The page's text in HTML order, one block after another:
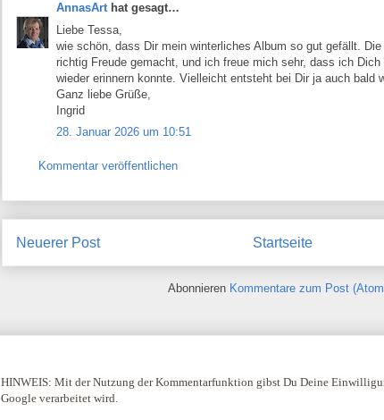
AnnasArthat gesagt…
Liebe Tessa,
wie schön, dass Dir mein winterliches Album so gut gefällt.
richtig Freude gemacht, und ich freue mich sehr, dass ich Dich
wieder erinnern konnte. Vielleicht entsteht bei Dir ja auch bald
Ganz liebe Grüße,
Ingrid
28. Januar 2026 um 10:51
Kommentar veröffentlichen
Neuerer Post Startseite
Abonnieren Kommentare zum Post
HINWEIS: Mit der Nutzung der Kommentarfunktion gibst Du Deine
Google verarbeitet wird.